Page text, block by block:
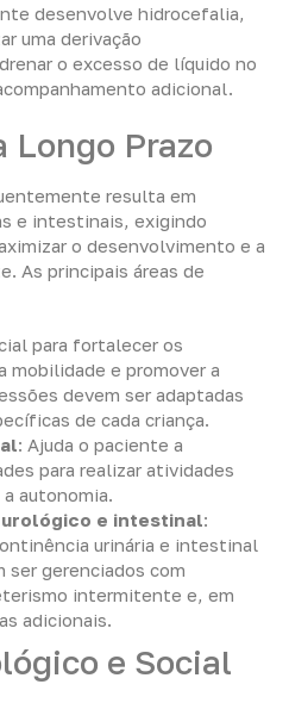
desenvolve hidrocefalia,
uma derivação
o excesso de líquido no
adicional.
Longo Prazo
resulta em
e intestinais, exigindo
o desenvolvimento e a
As principais áreas de
para fortalecer os
mobilidade e promover a
devem ser adaptadas
de cada criança.
: Ajuda o paciente a
para realizar atividades
autonomia.
e intestinal:
urinária e intestinal
ser gerenciados com
intermitente e, em
adicionais.
e Social